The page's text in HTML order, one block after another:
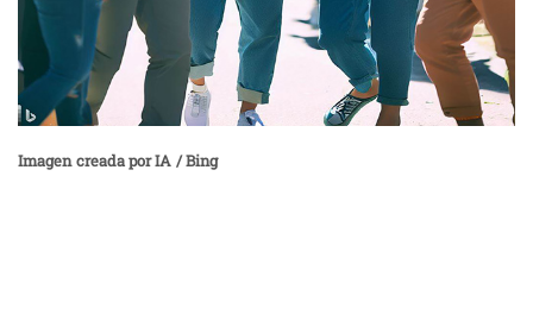
Imagen creada por IA / Bing